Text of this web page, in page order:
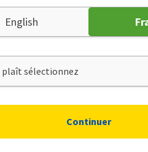
ou le matériel sur lequel on
qui a une garantie de 5 à 10
sur les
communiquez avec votre
à arms.canada@aviva.com.
English
Continuer